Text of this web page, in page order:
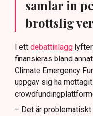
samlar in
brottslig
I ett debattinlägg
finansieras bland
Climate Emergency
uppgav sig ha
– Det är